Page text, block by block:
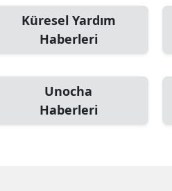
Kastamonu
Kayseri
Kırşehir
Kocaeli
Küresel Yardım
Haberleri
Unocha
Haberleri